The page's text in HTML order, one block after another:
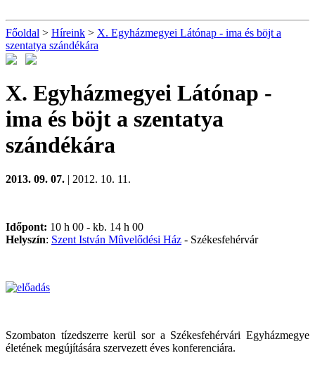
Főoldal > Híreink > X. Egyházmegyei Látónap - ima és böjt a
szentatya szándékára
X. Egyházmegyei Látónap -
ima és böjt a szentatya
szándékára
2013. 09. 07. | 2012. 10. 11.
Időpont: 10 h 00 - kb. 14 h 00
Helyszín: Szent István Mûvelődési Ház - Székesfehérvár
Szombaton tízedszerre kerül sor a Székesfehérvári Egyházmegye
életének megújítására szervezett éves konferenciára.